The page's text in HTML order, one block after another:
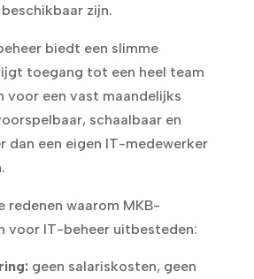
zijn.
biedt een slimme
toegang tot een heel team
voor een vast maandelijks
schaalbaar en
dan een eigen IT-medewerker
redenen waarom MKB-
voor IT-beheer uitbesteden:
geen salariskosten, geen